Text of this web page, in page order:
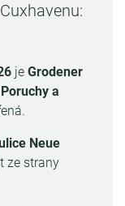
je Grodener
Poruchy a
Neue
ze strany